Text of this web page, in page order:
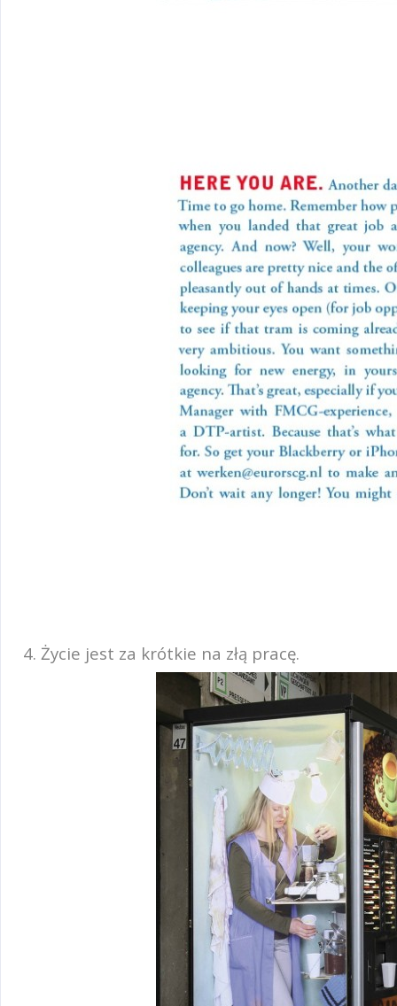
4. Życie jest za krótkie na złą pracę.